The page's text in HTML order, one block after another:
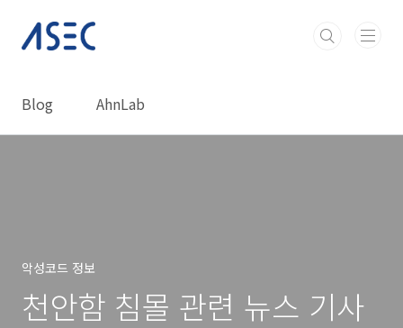
Blog AhnLab
악성코드 정보
천안함 침몰 관련 뉴스 기사